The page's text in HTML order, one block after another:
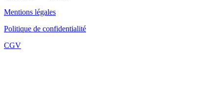
Mentions légales
Politique de confidentialité
CGV